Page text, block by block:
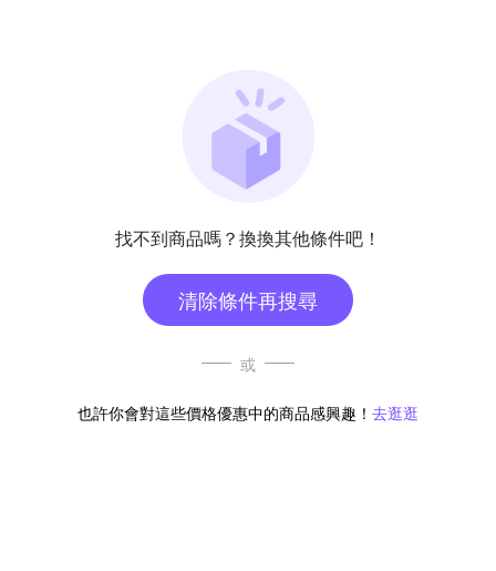
找不到商品嗎？換換其他條件吧！
清除條件再搜尋
或
也許你會對這些價格優惠中的商品感興趣！ 去逛逛